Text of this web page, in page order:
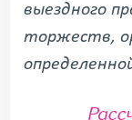
выездного
торжеств,